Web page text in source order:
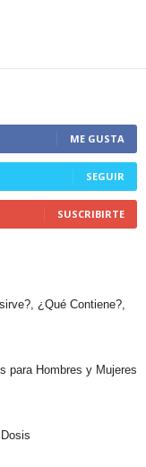
ME GUSTA
SEGUIR
SUSCRIBIRTE
¿Qué Contiene?,
para Hombres y Mujeres